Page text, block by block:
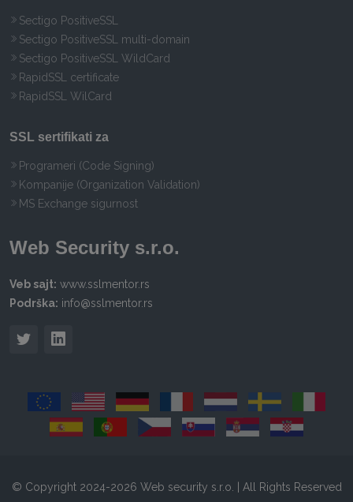
Sectigo PositiveSSL
Sectigo PositiveSSL multi-domain
Sectigo PositiveSSL WildCard
RapidSSL certificate
RapidSSL WilCard
SSL sertifikati za
Programeri (Code Signing)
Kompanije (Organization Validation)
MS Exchange sigurnost
Web Security s.r.o.
Veb sajt: www.sslmentor.rs
Podrška: info@sslmentor.rs
© Copyright 2024-2026 Web security s.r.o. | All Rights Reserved